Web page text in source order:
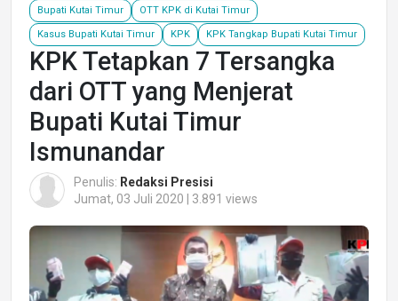
Bupati Kutai Timur OTT KPK di Kutai Timur
Kasus Bupati Kutai Timur KPK KPK Tangkap Bupati Kutai Timur
KPK Tetapkan 7 Tersangka
dari OTT yang Menjerat
Bupati Kutai Timur
Ismunandar
Penulis: Redaksi Presisi
Jumat, 03 Juli 2020 | 3.891 views